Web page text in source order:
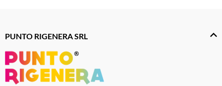
PUNTO RIGENERA SRL